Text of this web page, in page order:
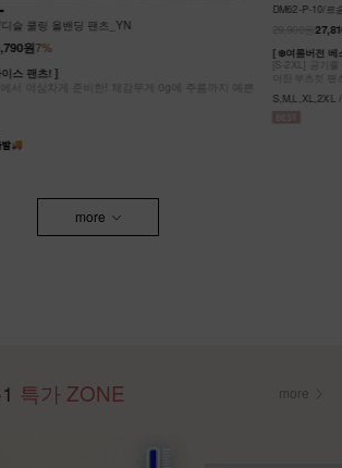
슬 쿨링 올밴딩 팬츠_YN
7%
원
스 팬츠! ]
서 야심차게 준비한! 체감무게 0g에 주름까지 예쁜
DM62-P-10/르
[ ❄️여름버전 베
[S-2XL] 공기
S,M,L,XL,2XL
more
특가 ZONE more